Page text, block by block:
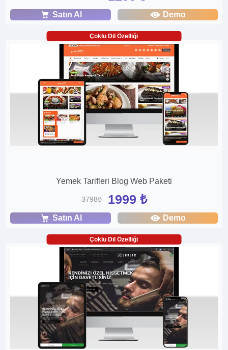
Satın Al Demo
Çoklu Dil Özelliği
Yemek Tarifleri Blog Web Paketi
3798₺ 1999 ₺
Satın Al Demo
Çoklu Dil Özelliği